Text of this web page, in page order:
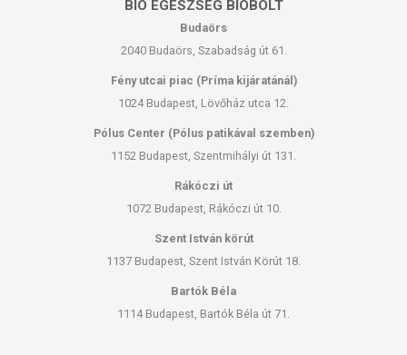
BIO EGÉSZSÉG BIOBOLT
Budaörs
2040 Budaörs, Szabadság út 61.
Fény utcai piac (Príma kijáratánál)
1024 Budapest, Lövőház utca 12.
Pólus Center (Pólus patikával szemben)
1152 Budapest, Szentmihályi út 131.
Rákóczi út
1072 Budapest, Rákóczi út 10.
Szent István körút
1137 Budapest, Szent István Körút 18.
Bartók Béla
1114 Budapest, Bartók Béla út 71.